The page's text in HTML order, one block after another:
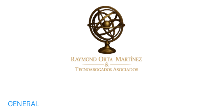
GENERAL